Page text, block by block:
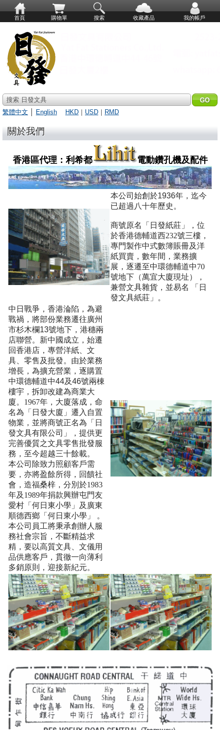
首頁 購物單 搜索 收藏產品 我的帳戶
搜索 日發文具
繁體中文
English HKD ｜ USD ｜ RMD
關於我們
香港區代理：利希都 電動鑽孔機及配件
本公司始創於1936年，迄今
已超過八十年歷史。
商號原名「日發紙莊」，位
於香港德輔道西232號三樓，
專門製作中式數簿賬冊及洋
紙買賣，數年間，業務擴
展，逐遷至中環德輔道中70
號地下（萬宜大廈現址），
兼營文具雜貨，並易名 「日
發文具紙莊」。
中日戰爭，香港淪陷，為避
戰禍，將部份業務遷往廣州
市杉木欄13號地下，港穗兩
店聯營。新中國成立，始遷
回香港店，專營洋紙、文
具、零售及批發。由於業務
增長，為擴充營業，逐購置
中環德輔道中44及46號兩棟
樓宇，拆卸改建為商業大
廈。1967年，大廈落成，命
名為「日發大廈」遷入自置
物業，並將商號正名為「日
發文具有限公司」，提供更
完善優質之文具零售批發服
務，至今超越三十餘載。
本公司除致力照顧客戶需
要，亦將盈餘所得，回饋社
會，造福桑梓，分別於1983
年及1989年捐款興辦屯門友
愛村「何日東小學」及廣東
順德西鄉「何日東小學」 。
本公司員工將秉承創辦人服
務社會宗旨，不斷精益求
精，要以高質文具、文儀用
品供應客戶，貫徹一向薄利
多銷原則，迎接新紀元。